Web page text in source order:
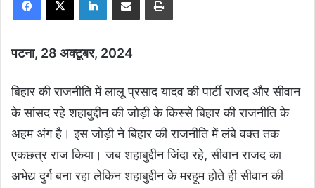
पटना, 28 अक्टूबर, 2024
बिहार की राजनीति में लालू प्रसाद यादव की पार्टी राजद और सीवान
के सांसद रहे शहाबुद्दीन की जोड़ी के किस्से बिहार की राजनीति के
अहम अंग है। इस जोड़ी ने बिहार की राजनीति में लंबे वक्त तक
एकछत्र राज किया। जब शहाबुद्दीन जिंदा रहे, सीवान राजद का
अभेद्य दुर्ग बना रहा लेकिन शहाबुद्दीन के मरहूम होते ही सीवान की